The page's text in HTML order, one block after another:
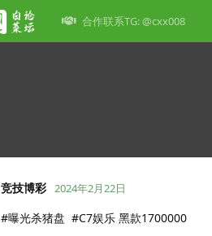
合作联系TG: @cxx008
竞技博彩 2024年2月22日
#曝光杀猪盘 #C7娱乐 黑款1700000